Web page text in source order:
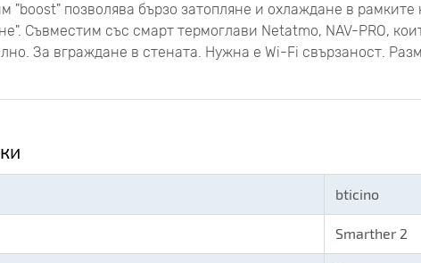
"boost" позволява бързо затопляне и охлаждане в
Съвместим със смарт термоглави Netatmo, NAV-PRO,
За вграждане в стената. Нужна е Wi-Fi свързаност.
bticino
Smarther 2